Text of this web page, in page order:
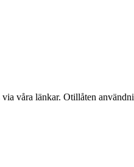
våra länkar. Otillåten